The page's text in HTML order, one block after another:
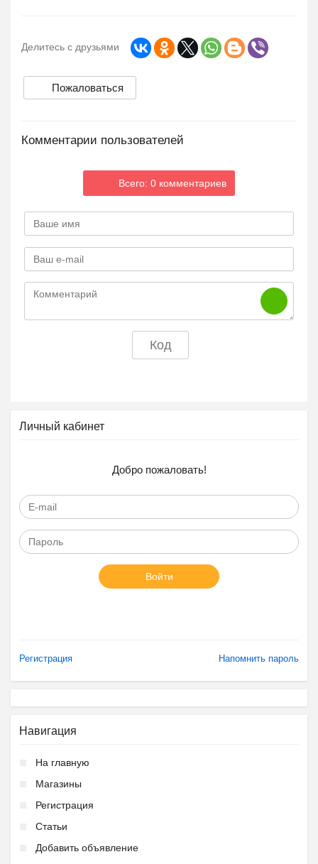
Делитесь с друзьями
Пожаловаться
Комментарии пользователей
Всего: 0 комментариев
Личный кабинет
Добро пожаловать!
Войти
Регистрация Напомнить пароль
Навигация
На главную
Магазины
Регистрация
Статьи
Добавить объявление